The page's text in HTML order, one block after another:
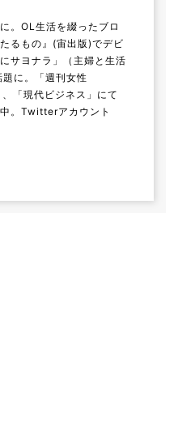
。OL生活を綴ったブロ
るもの』(宙出版)でデビ
サヨナラ」（主婦と生活
に。「週刊女性
「現代ビジネス」にて
。Twitterアカウント